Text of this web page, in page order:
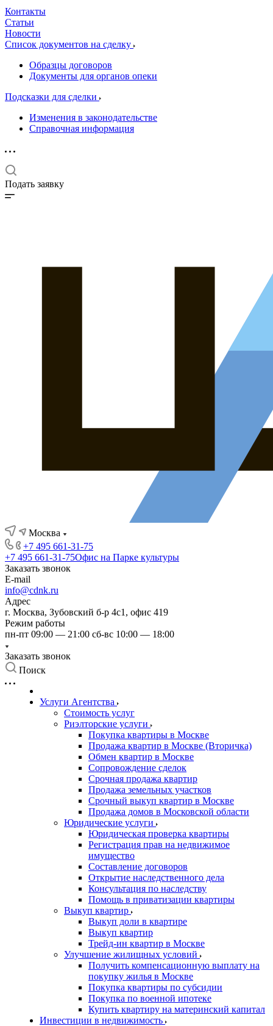
Контакты
Статьи
Новости
Список документов на сделку
Образцы договоров
Документы для органов опеки
Подсказки для сделки
Изменения в законодательстве
Справочная информация
Подать заявку
Москва
+7 495 661-31-75
+7 495 661-31-75Офис на Парке культуры
Заказать звонок
E-mail
info@cdnk.ru
Адрес
г. Москва, Зубовский б-р 4с1, офис 419
Режим работы
пн-пт 09:00 — 21:00 сб-вс 10:00 — 18:00
Заказать звонок
Поиск
Услуги Агентства
Стоимость услуг
Риэлторские услуги
Покупка квартиры в Москве
Продажа квартир в Москве (Вторичка)
Обмен квартир в Москве
Сопровождение сделок
Срочная продажа квартир
Продажа земельных участков
Срочный выкуп квартир в Москве
Продажа домов в Московской области
Юридические услуги
Юридическая проверка квартиры
Регистрация прав на недвижимое
имущество
Составление договоров
Открытие наследственного дела
Консультация по наследству
Помощь в приватизации квартиры
Выкуп квартир
Выкуп доли в квартире
Выкуп квартир
Трейд-ин квартир в Москве
Улучшение жилищных условий
Получить компенсационную выплату на
покупку жилья в Москве
Покупка квартиры по субсидии
Покупка по военной ипотеке
Купить квартиру на материнский капитал
Инвестиции в недвижимость